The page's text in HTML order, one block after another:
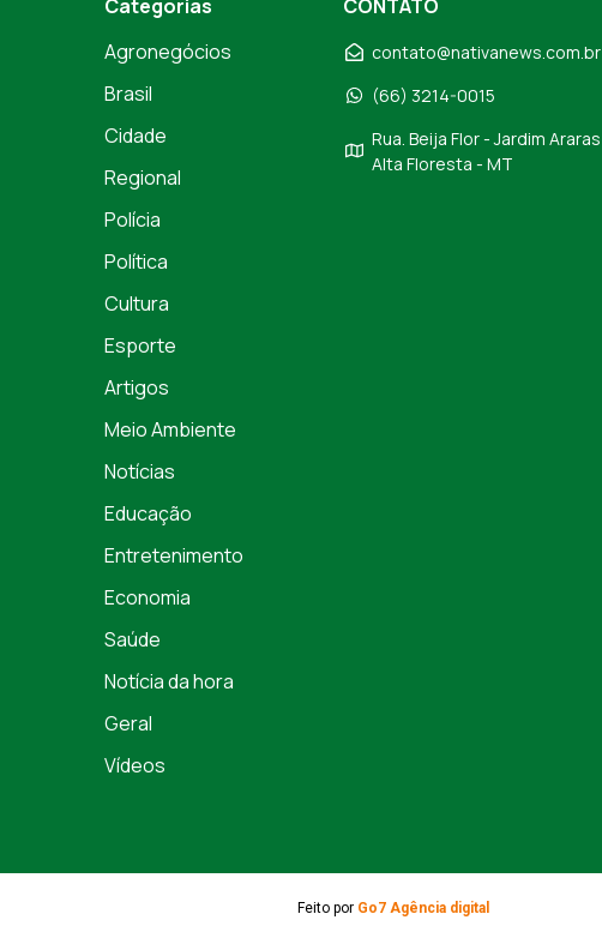
Categorias
Agronegócios
Brasil
Cidade
Regional
Polícia
Política
Cultura
Esporte
Artigos
Meio Ambiente
Notícias
Educação
Entretenimento
Economia
Saúde
Notícia da hora
Geral
Vídeos
CONTATO
contato@nativanews.com.br
(66) 3214-0015
Rua. Beija Flor - Jardim Araras
Alta Floresta - MT
Feito por Go7 Agência digital